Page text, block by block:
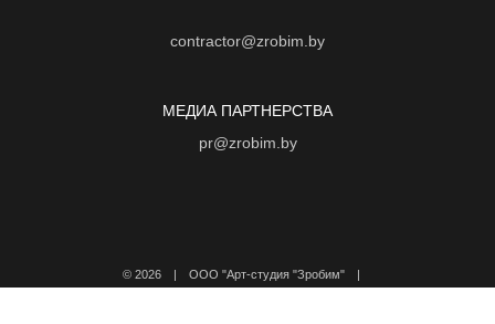
contractor@zrobim.by
МЕДИА ПАРТНЕРСТВА
pr@zrobim.by
© 2026 | ООО "Арт-студия "Зробим" |